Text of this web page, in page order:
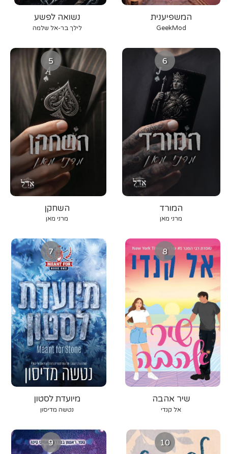
נשואה לפשע
לילך בר-אל שלמה
המשפיענית
GeekMod
5
השחקן
מרני מאן
6
המורד
מרני מאן
7
מיועדת לסטון
נטשה מדיסון
8
שיר אהבה
אל קנדי
9 10